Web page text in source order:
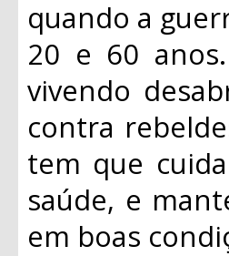
quando a
20 e 60
vivendo
contra
tem que
saúde, e
em boas